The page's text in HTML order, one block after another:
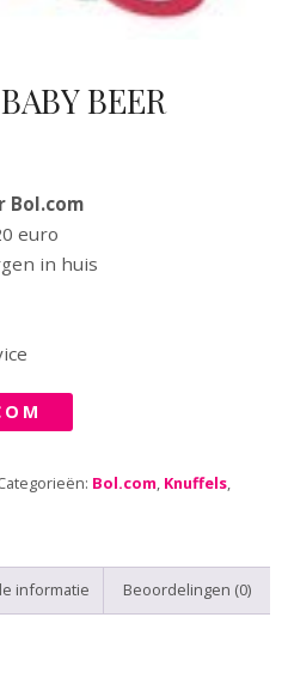
BEER
Bol.com
euro
in huis
Bol.com, Knuffels,
informatie Beoordelingen (0)